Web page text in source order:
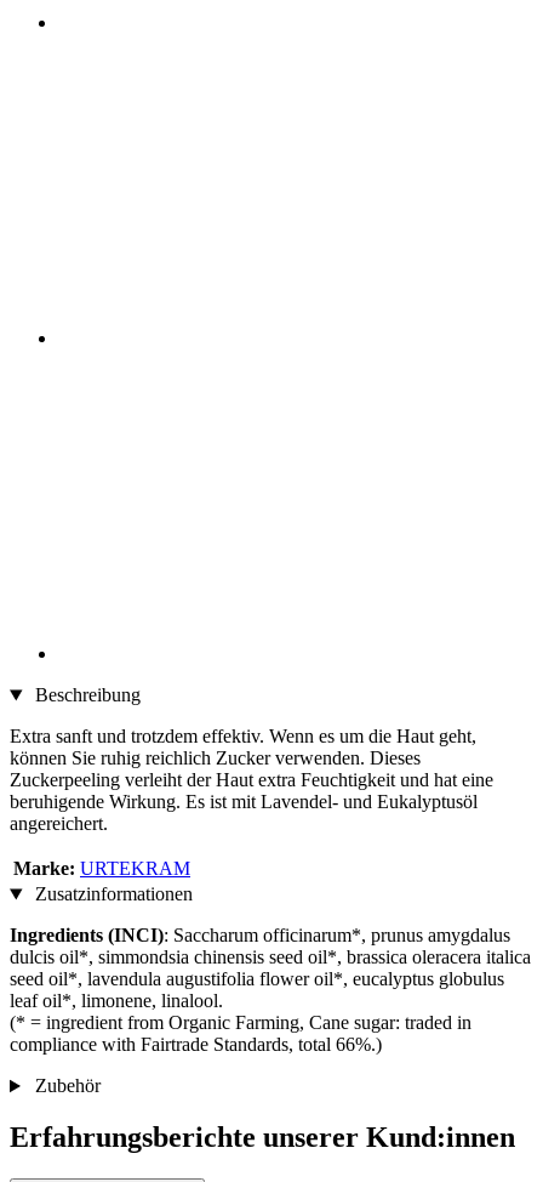
Beschreibung
Extra sanft und trotzdem effektiv. Wenn es um die Haut geht,
können Sie ruhig reichlich Zucker verwenden. Dieses
Zuckerpeeling verleiht der Haut extra Feuchtigkeit und hat eine
beruhigende Wirkung. Es ist mit Lavendel- und Eukalyptusöl
angereichert.
Marke: URTEKRAM
Zusatzinformationen
Ingredients (INCI): Saccharum officinarum*, prunus amygdalus
dulcis oil*, simmondsia chinensis seed oil*, brassica oleracera italica
seed oil*, lavendula augustifolia flower oil*, eucalyptus globulus
leaf oil*, limonene, linalool.
(* = ingredient from Organic Farming, Cane sugar: traded in
compliance with Fairtrade Standards, total 66%.)
Zubehör
Erfahrungsberichte unserer Kund:innen